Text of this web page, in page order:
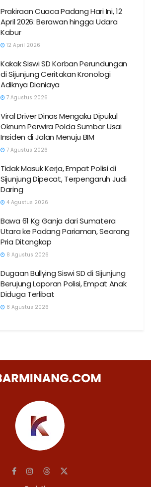
Prakiraan Cuaca Padang Hari Ini, 12
April 2026: Berawan hingga Udara
Kabur
12 April 2026
Kakak Siswi SD Korban Perundungan
di Sijunjung Ceritakan Kronologi
Adiknya Dianiaya
7 Agustus 2026
Viral Driver Dinas Mengaku Dipukul
Oknum Perwira Polda Sumbar Usai
Insiden di Jalan Menuju BIM
7 Agustus 2026
Tidak Masuk Kerja, Empat Polisi di
Sijunjung Dipecat, Terpengaruh Judi
Daring
4 Agustus 2026
Bawa 61 Kg Ganja dari Sumatera
Utara ke Padang Pariaman, Seorang
Pria Ditangkap
8 Agustus 2026
Dugaan Bullying Siswi SD di Sijunjung
Berujung Laporan Polisi, Empat Anak
Diduga Terlibat
8 Agustus 2026